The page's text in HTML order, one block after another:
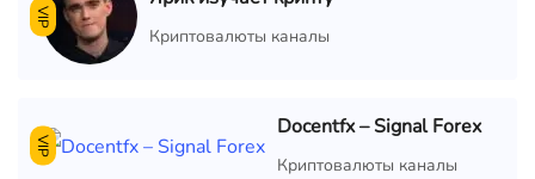
VIP
Криптовалюты каналы
VIP
Docentfx – Signal Forex
Криптовалюты каналы